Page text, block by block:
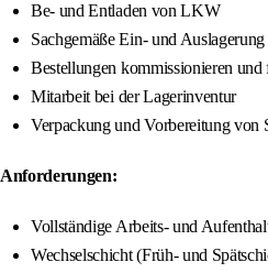
Be- und Entladen von LKW
Sachgemäße Ein- und
Bestellungen kommissionieren und
Mitarbeit bei der Lagerinventur
Verpackung und Vorbereitung von
Anforderungen:
Vollständige Arbeits- und
Wechselschicht (Früh- und